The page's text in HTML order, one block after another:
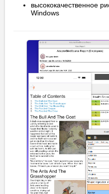
высококачественное
Windows